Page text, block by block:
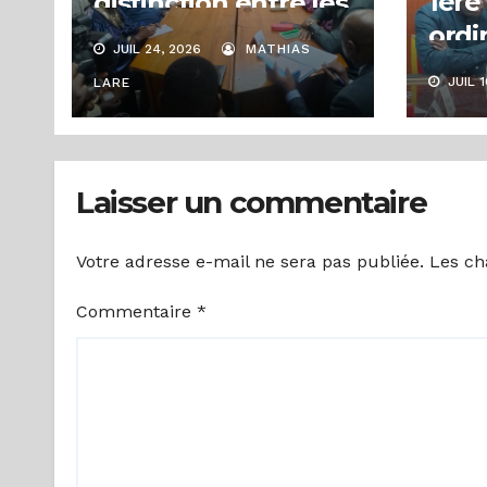
types de badges au
cours d’une
rencontre
d’échanges sur la
régulation de la
communication
JUIL 24, 2026 MATHIAS
LARE
des
JUIL
Laisser un commentaire
Votre adresse e-mail ne sera pas publiée. Les
Commentaire *